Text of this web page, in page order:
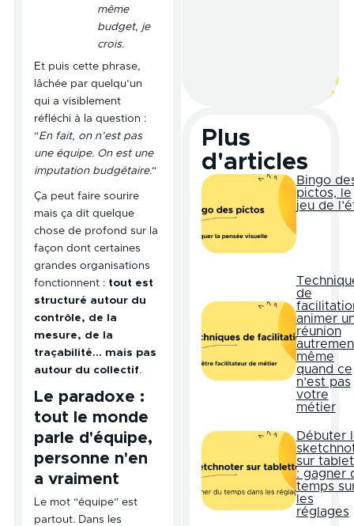
même
budget, je
crois.
Et puis cette phrase,
lâchée par quelqu’un
qui a visiblement
réfléchi à la question :
“En fait, on n’est pas
une équipe. On est une
imputation budgétaire.“
Ça peut faire sourire
mais ça dit quelque
chose de profond sur la
façon dont certaines
grandes organisations
fonctionnent : tout est
structuré autour du
contrôle, de la
mesure, de la
traçabilité… mais pas
autour du collectif.
Le paradoxe :
tout le monde
parle d'équipe,
personne n'en
a vraiment
Le mot “équipe” est
partout. Dans les
Plus
d'articles
Bingo
pictos, le
jeu de
de
animer
réunion
même
quand ce
n’est pas
votre
métier
Débuter
sur
: gagner
temps
les
réglages